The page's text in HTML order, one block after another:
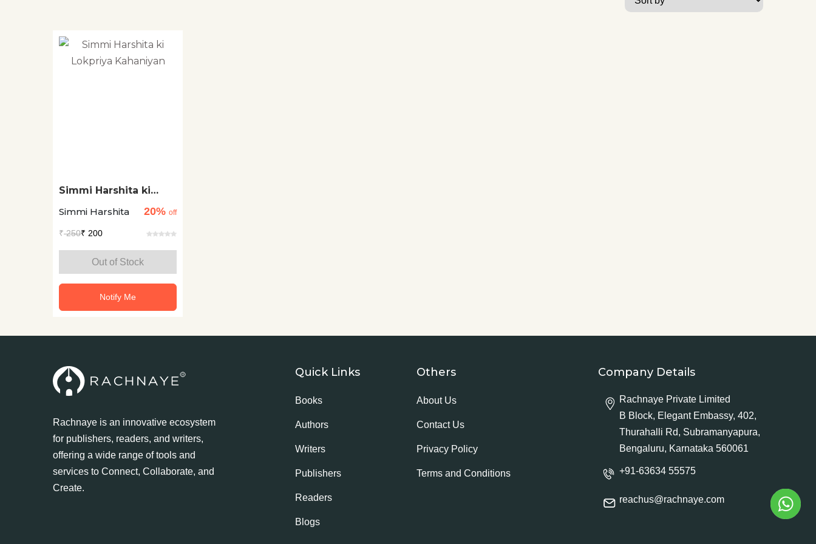
Simmi Harshita ki
Simmi Harshita
20% off
₹250₹ 200
Out of Stock
Notify Me
Rachnaye is an innovative ecosystem
for publishers, readers, and writers,
offering a wide range of tools and
services to Connect, Collaborate, and
Create.
Quick Links
Books
Authors
Writers
Publishers
Readers
Blogs
Others
About Us
Contact Us
Privacy Policy
Terms and Conditions
Company Details
Rachnaye Private Limited
B Block, Elegant Embassy, 402,
Thurahalli Rd, Subramanyapura,
Bengaluru, Karnataka 560061
+91-63634 55575
reachus@rachnaye.com